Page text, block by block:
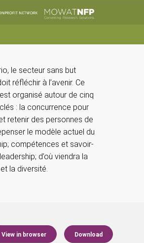
le secteur sans but
réfléchir à l’avenir. Ce
organisé autour de cinq
: la concurrence pour
retenir des personnes de
le modèle actuel du
compétences et savoir-
d’où viendra la
la diversité.
View in browser Download